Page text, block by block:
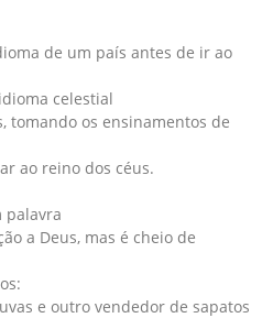
de um país antes de ir ao
celestial
tomando os ensinamentos de
ao reino dos céus.
palavra
a Deus, mas é cheio de
e outro vendedor de sapatos